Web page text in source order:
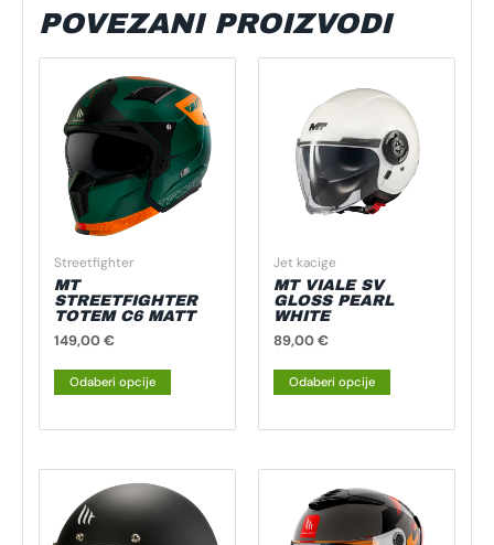
POVEZANI PROIZVODI
Streetfighter
MT
STREETFIGHTER
TOTEM C6 MATT
149,00€
Odaberi opcije
proizvod
ima
varijanti.
Opcije
na
stranici
Jet kacige
MT VIALE SV
GLOSS PEARL
WHITE
89,00€
Odaberi opcije
proizvod
ima
više
varijanti.
Opcije
na
proizvod
proizvod
ima